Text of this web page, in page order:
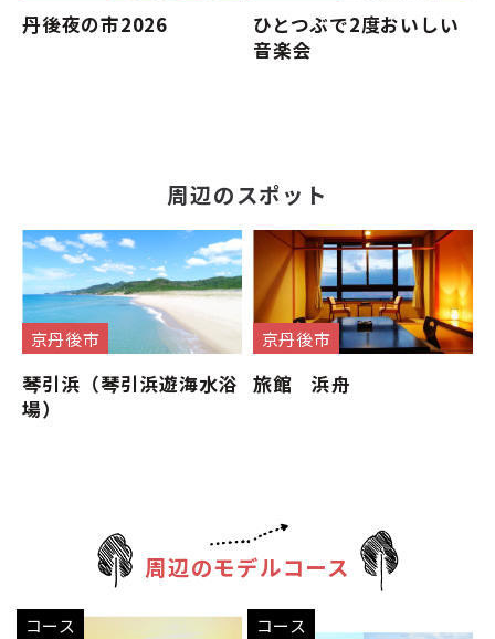
丹後夜の市2026
ひとつぶで2度おいしい
音楽会
周辺のスポット
京丹後市
琴引浜（琴引浜遊海水浴
場）
京丹後市
旅館 浜舟
周辺のモデルコース
コース コース